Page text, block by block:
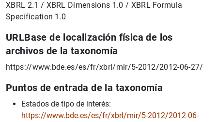
XBRL 2.1 / XBRL Dimensions 1.0 / XBRL Formula
Specification 1.0
URLBase de localización física de los
archivos de la taxonomía
https://www.bde.es/es/fr/xbrl/mir/5-2012/2012-06-27/
Puntos de entrada de la taxonomía
Estados de tipo de interés:
https://www.bde.es/es/fr/xbrl/mir/5-2012/2012-06-